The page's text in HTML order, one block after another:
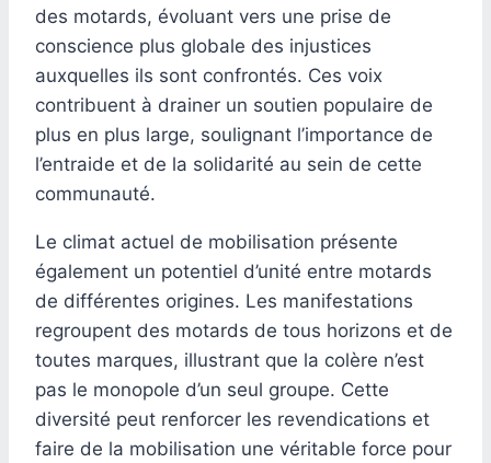
des motards, évoluant vers une prise de
conscience plus globale des injustices
auxquelles ils sont confrontés. Ces voix
contribuent à drainer un soutien populaire de
plus en plus large, soulignant l’importance de
l’entraide et de la solidarité au sein de cette
communauté.
Le climat actuel de mobilisation présente
également un potentiel d’unité entre motards
de différentes origines. Les manifestations
regroupent des motards de tous horizons et de
toutes marques, illustrant que la colère n’est
pas le monopole d’un seul groupe. Cette
diversité peut renforcer les revendications et
faire de la mobilisation une véritable force pour